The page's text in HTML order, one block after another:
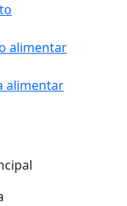
alimentar
alimentar